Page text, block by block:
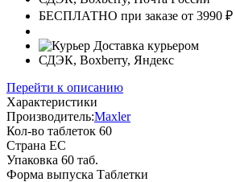
БЕСПЛАТНО при заказе от 3990 ₽
Доставка курьером
СДЭК, Boxberry, Яндекс
Перейти к описанию
Характеристики
Производитель:Maxler
Кол-во таблеток 60
Страна ЕС
Упаковка 60 таб.
Форма выпуска Таблетки